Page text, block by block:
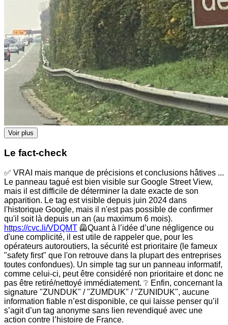
Voir plus
Le fact-check
✅ VRAI mais manque de précisions et conclusions hâtives ...
Le panneau tagué est bien visible sur Google Street View,
mais il est difficile de déterminer la date exacte de son
apparition. Le tag est visible depuis juin 2024 dans
l'historique Google, mais il n'est pas possible de confirmer
qu'il soit là depuis un an (au maximum 6 mois).
https://cvc.li/VDQMT 🦺Quant à l’idée d’une négligence ou
d'une complicité, il est utile de rappeler que, pour les
opérateurs autoroutiers, la sécurité est prioritaire (le fameux
"safety first" que l'on retrouve dans la plupart des entreprises
toutes confondues). Un simple tag sur un panneau informatif,
comme celui-ci, peut être considéré non prioritaire et donc ne
pas être retiré/nettoyé immédiatement. ❔ Enfin, concernant la
signature "ZUNDUK" / "ZUMDUK" / "ZUNIDUK", aucune
information fiable n’est disponible, ce qui laisse penser qu’il
s’agit d’un tag anonyme sans lien revendiqué avec une
action contre l’histoire de France.